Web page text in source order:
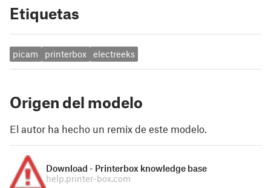
Etiquetas
picam printerbox electreeks
Origen del modelo
El autor ha hecho un remix de este modelo.
Download - Printerbox knowledge base
help.printer-box.com